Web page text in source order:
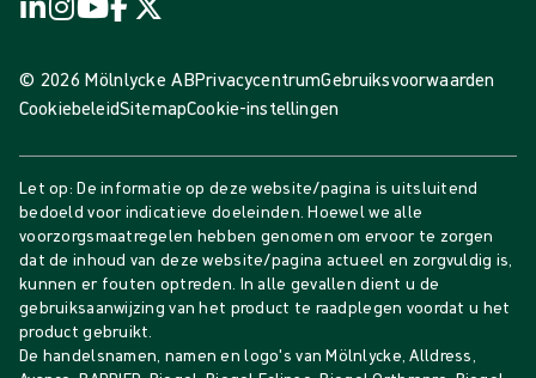
© 2026 Mölnlycke ABPrivacycentrumGebruiksvoorwaarden
CookiebeleidSitemapCookie-instellingen
Let op: De informatie op deze website/pagina is uitsluitend
bedoeld voor indicatieve doeleinden. Hoewel we alle
voorzorgsmaatregelen hebben genomen om ervoor te zorgen
dat de inhoud van deze website/pagina actueel en zorgvuldig is,
kunnen er fouten optreden. In alle gevallen dient u de
gebruiksaanwijzing van het product te raadplegen voordat u het
product gebruikt.
De handelsnamen, namen en logo's van Mölnlycke, Alldress,